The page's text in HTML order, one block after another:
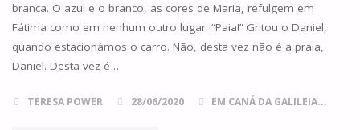
ANO
A"
branca. O azul e o branco, as cores de Maria, refulgem em
Fátima como em nenhum outro lugar. “Paia!” Gritou o Daniel,
quando estacionámos o carro. Não, desta vez não é a praia,
Daniel. Desta vez é …
TERESA POWER 28/06/2020 EM CANÁ DA GALILEIA...